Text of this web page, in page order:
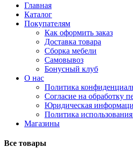
Главная
Каталог
Покупателям
Как оформить заказ
Доставка товара
Сборка мебели
Самовывоз
Бонусный клуб
О нас
Политика
Согласие на обработку
Юридическая
Политика
Магазины
Все товары